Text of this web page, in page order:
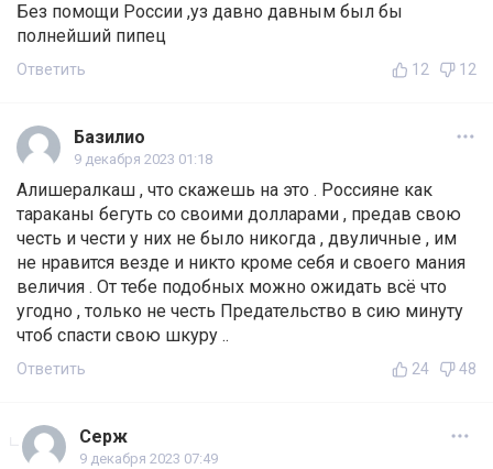
Без помощи России ,уз давно давным был бы
полнейший пипец
Ответить 12 12
Базилио
9 декабря 2023 01:18
Алишералкаш , что скажешь на это . Россияне как
тараканы бегуть со своими долларами , предав свою
честь и чести у них не было никогда , двуличные , им
не нравится везде и никто кроме себя и своего мания
величия . От тебе подобных можно ожидать всё что
угодно , только не честь Предательство в сию минуту
чтоб спасти свою шкуру ..
Ответить 24 48
Серж
9 декабря 2023 07:49